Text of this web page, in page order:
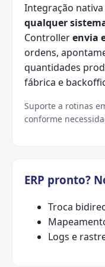
Integração
qualquer
Controllerenvia
ordens,
quantidades
fábrica e
Suporte a rotinas
conforme
ERP pronto?
Troca
Logs e